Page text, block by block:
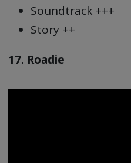
Soundtrack +++
Story ++
17. Roadie